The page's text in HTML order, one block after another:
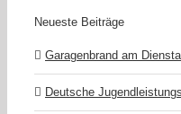
Neueste Beiträge
Garagenbrand am
Deutsche